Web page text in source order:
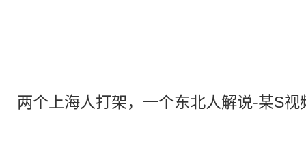
两个上海人打架，一个东北人解说-某S视